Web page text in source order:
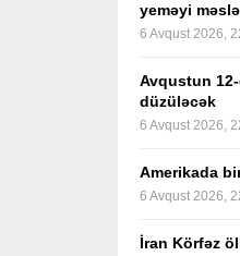
yeməyi
6 Avqust 2026,
Avqustun
düzüləcək
6 Avqust 2026,
Amerikada
6 Avqust 2026,
İran Körfəz